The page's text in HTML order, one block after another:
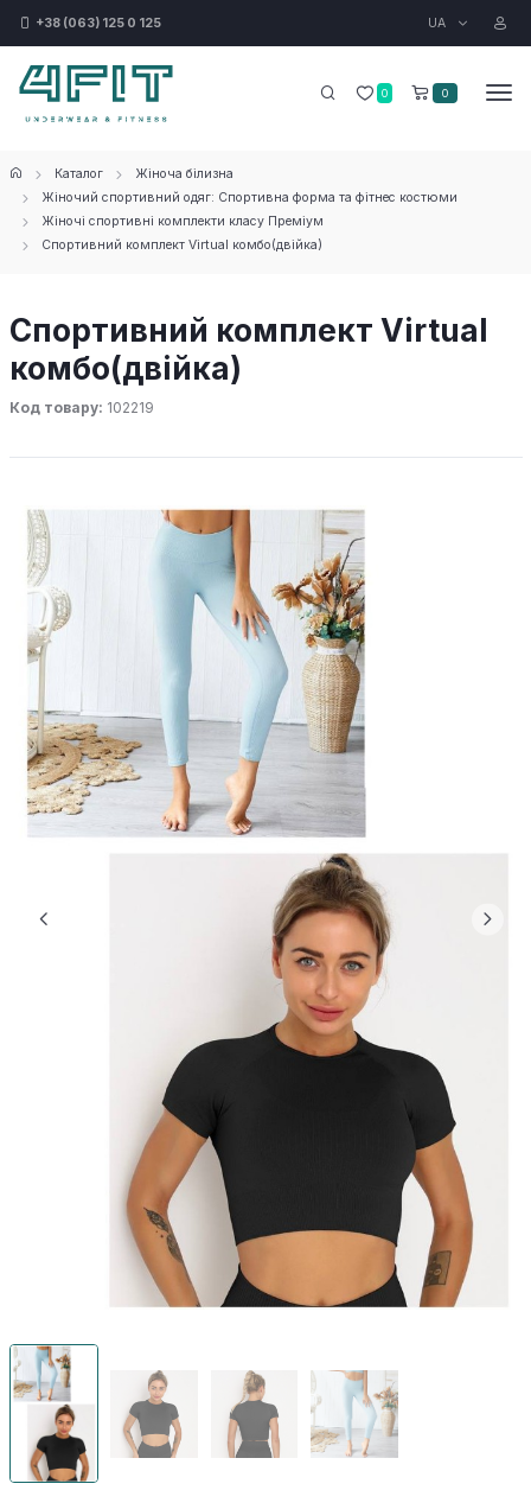
+38 (063) 125 0 125 UA
0 0
Каталог
Жіноча білизна
Жіночий спортивний одяг: Спортивна форма та фітнес костюми
Жіночі спортивні комплекти класу Преміум
Спортивний комплект Virtual комбо(двійка)
Спортивний комплект Virtual
комбо(двійка)
Код товару: 102219